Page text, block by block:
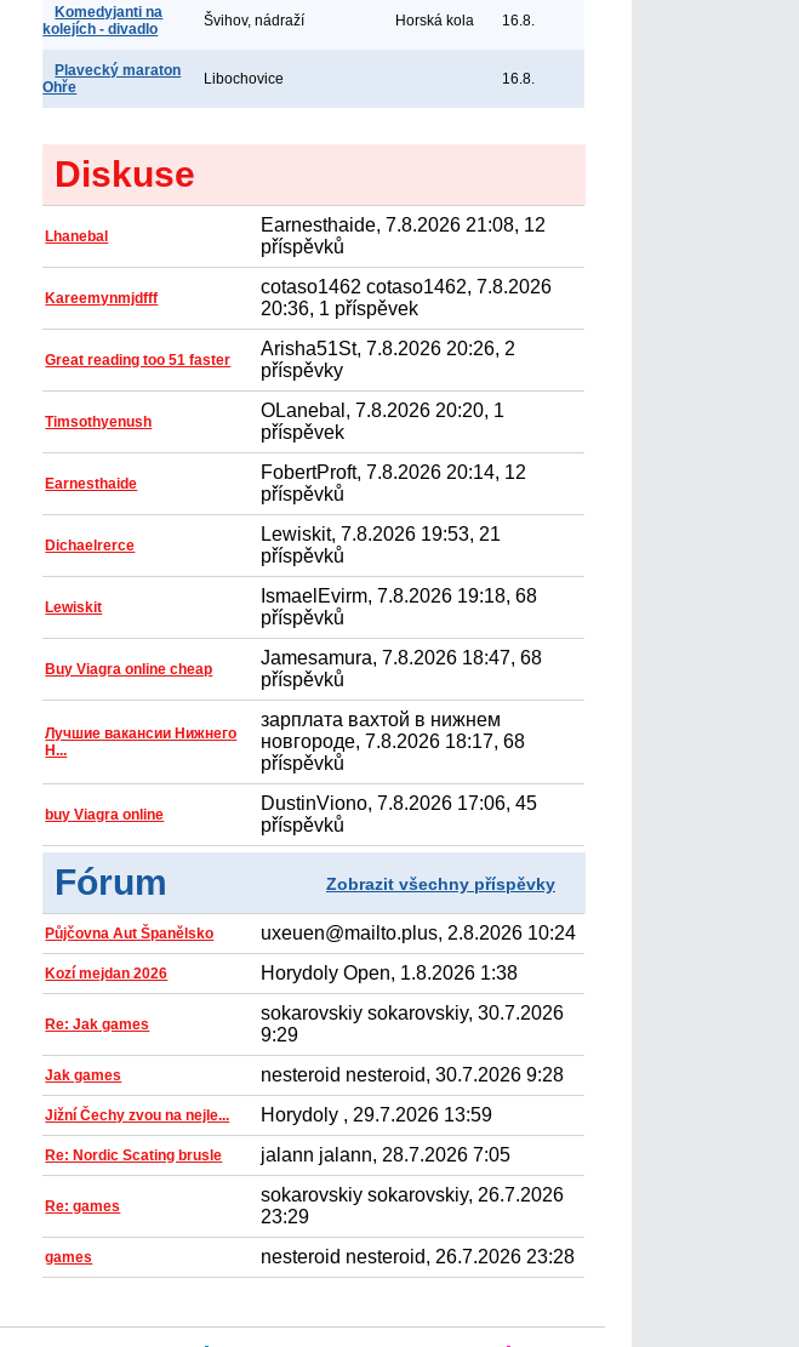
Komedyjanti na
kolejích - divadlo
Švihov, nádraží Horská kola 16.8.
Plavecký maraton
Ohře
Libochovice 16.8.
Diskuse
Lhanebal
Earnesthaide, 7.8.2026 21:08, 12
příspěvků
Kareemynmjdfff
cotaso1462 cotaso1462, 7.8.2026
20:36, 1 příspěvek
Great reading too 51 faster
Arisha51St, 7.8.2026 20:26, 2
příspěvky
Timsothyenush
OLanebal, 7.8.2026 20:20, 1
příspěvek
Earnesthaide
FobertProft, 7.8.2026 20:14, 12
příspěvků
Dichaelrerce
Lewiskit, 7.8.2026 19:53, 21
příspěvků
Lewiskit
IsmaelEvirm, 7.8.2026 19:18, 68
příspěvků
Buy Viagra online cheap
Jamesamura, 7.8.2026 18:47, 68
příspěvků
Лучшие вакансии Нижнего
Н...
зарплата вахтой в нижнем
новгороде, 7.8.2026 18:17, 68
příspěvků
buy Viagra online
DustinViono, 7.8.2026 17:06, 45
příspěvků
Fórum Zobrazit všechny příspěvky
Půjčovna Aut Španělsko uxeuen@mailto.plus, 2.8.2026 10:24
Kozí mejdan 2026 Horydoly Open, 1.8.2026 1:38
Re: Jak games
sokarovskiy sokarovskiy, 30.7.2026
9:29
Jak games nesteroid nesteroid, 30.7.2026 9:28
Jižní Čechy zvou na nejle... Horydoly , 29.7.2026 13:59
Re: Nordic Scating brusle jalann jalann, 28.7.2026 7:05
Re: games
sokarovskiy sokarovskiy, 26.7.2026
23:29
games nesteroid nesteroid, 26.7.2026 23:28